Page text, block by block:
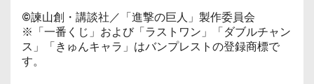
©諫山創・講談社／「進撃の巨人」製作委員会
※「一番くじ」および「ラストワン」「ダブルチャン
ス」「きゅんキャラ」はバンプレストの登録商標で
す。